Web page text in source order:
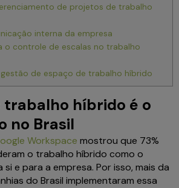
de projetos de trabalho
interna da empresa
o controle de escalas no trabalho
de espaço de trabalho híbrido
trabalho híbrido é o
no Brasil
Workspace mostrou que 73%
o trabalho híbrido como o
e para a empresa. Por isso, mais da
do Brasil implementaram essa